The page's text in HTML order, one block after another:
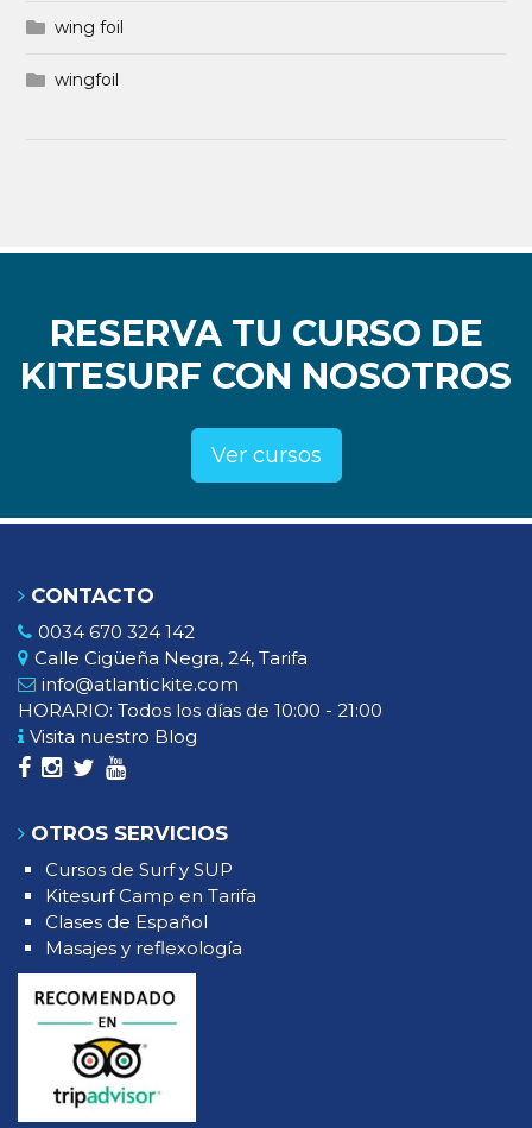
wing foil
wingfoil
RESERVA TU CURSO DE
KITESURF CON NOSOTROS
Ver cursos
CONTACTO
0034 670 324 142
Calle Cigüeña Negra, 24, Tarifa
info@atlantickite.com
HORARIO: Todos los días de 10:00 - 21:00
Visita nuestro Blog
OTROS SERVICIOS
Cursos de Surf y SUP
Kitesurf Camp en Tarifa
Clases de Español
Masajes y reflexología